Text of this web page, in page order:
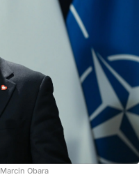
Marcin Obara